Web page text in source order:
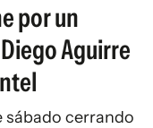
por un
Aguirre
sábado cerrando